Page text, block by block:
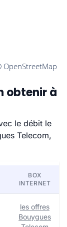
obtenir à
le débit le
Telecom,
BOX
INTERNET
les offres
Bouygues